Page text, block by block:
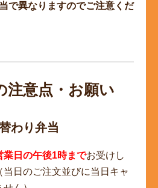
で異なりますのでご注意くだ
注意点・お願い
わり弁当
業日の午後1時までお受けし
当日のご注文並びに当日キャ